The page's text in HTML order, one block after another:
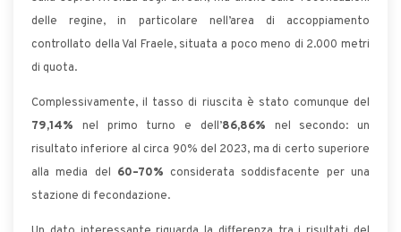
delle regine, in particolare nell’area di accoppiamento
controllato della Val Fraele, situata a poco meno di 2.000 metri
di quota.
Complessivamente, il tasso di riuscita è stato comunque del
79,14% nel primo turno e dell’86,86% nel secondo: un
risultato inferiore al circa 90% del 2023, ma di certo superiore
alla media del 60–70% considerata soddisfacente per una
stazione di fecondazione.